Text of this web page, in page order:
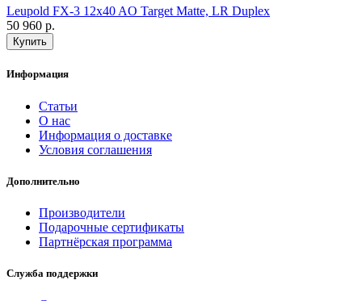
Leupold FX-3 12x40 AO Target Matte, LR Duplex
50 960 р.
Информация
Статьи
О нас
Информация о доставке
Условия соглашения
Дополнительно
Производители
Подарочные сертификаты
Партнёрская программа
Служба поддержки